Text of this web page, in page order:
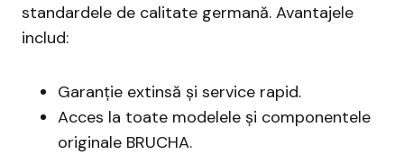
standardele de calitate germană. Avantajele
includ:
Garanție extinsă și service rapid.
Acces la toate modelele și componentele
originale BRUCHA.